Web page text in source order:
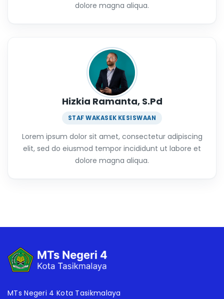
dolore magna aliqua.
Hizkia Ramanta, S.Pd
STAF WAKASEK KESISWAAN
Lorem ipsum dolor sit amet, consectetur adipiscing
elit, sed do eiusmod tempor incididunt ut labore et
dolore magna aliqua.
MTs Negeri 4 Kota Tasikmalaya